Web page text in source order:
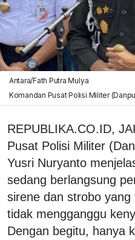
Antara/Fath Putra Mulya
Komandan Pusat Polisi Militer
REPUBLIKA.CO.ID,
Pusat Polisi Militer
Yusri Nuryanto
sedang berlangsung
sirene dan strobo
tidak mengganggu
Dengan begitu, hanya